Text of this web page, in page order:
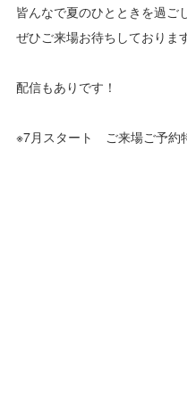
皆んなで夏のひとときを過ご
ぜひご来場お待ちしておりま
配信もありです！
※7月スタート ご来場ご予約